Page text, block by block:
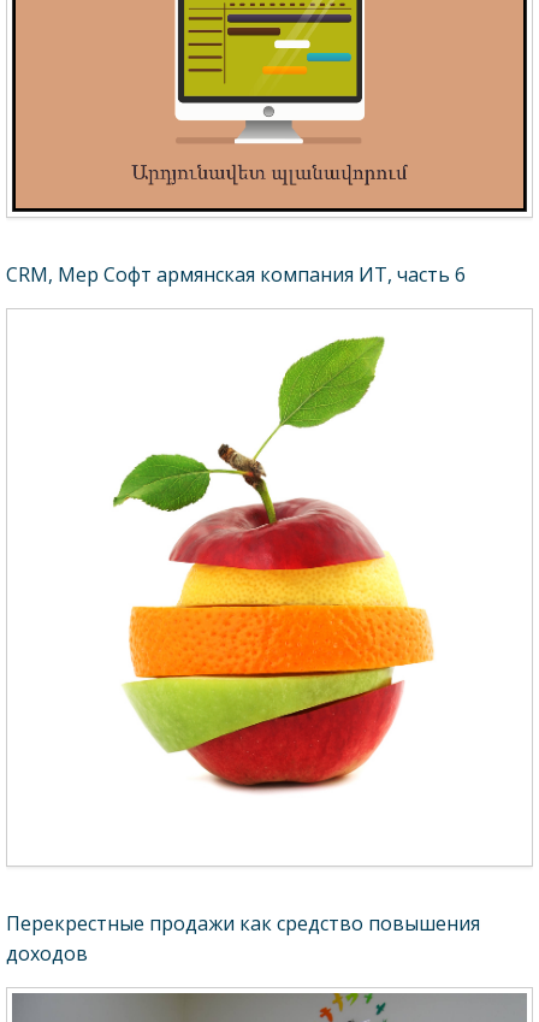
CRM, Мер Софт армянская компания ИТ, часть 6
Перекрестные продажи как средство повышения
доходов